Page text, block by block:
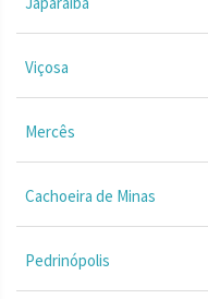
Viçosa
Mercês
Cachoeira de Minas
Pedrinópolis